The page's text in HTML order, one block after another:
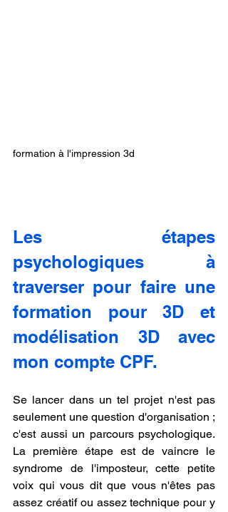
formation à l'impression 3d
Les étapes
psychologiques à
traverser pour faire une
formation pour 3D et
modélisation 3D avec
mon compte CPF.
Se lancer dans un tel projet n'est pas
seulement une question d'organisation ;
c'est aussi un parcours psychologique.
La première étape est de vaincre le
syndrome de l'imposteur, cette petite
voix qui vous dit que vous n'êtes pas
assez créatif ou assez technique pour y